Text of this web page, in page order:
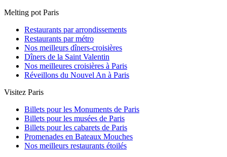
Melting pot Paris
Restaurants par arrondissements
Restaurants par métro
Nos meilleurs dîners-croisières
Dîners de la Saint Valentin
Nos meilleures croisières à Paris
Réveillons du Nouvel An à Paris
Visitez Paris
Billets pour les Monuments de Paris
Billets pour les musées de Paris
Billets pour les cabarets de Paris
Promenades en Bateaux Mouches
Nos meilleurs restaurants étoilés